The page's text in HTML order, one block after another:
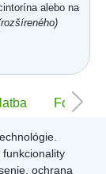
alebo na
Foto
ochrana